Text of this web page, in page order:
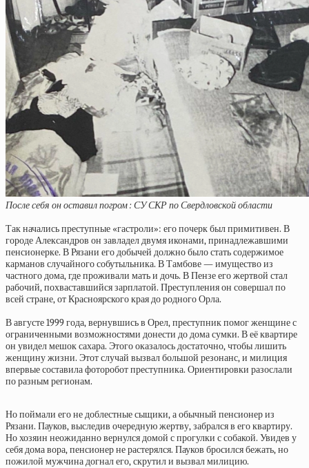
После себя он оставил погром : СУ СКР по Свердловской области
Так начались преступные «гастроли»: его почерк был примитивен. В
городе Александров он завладел двумя иконами, принадлежавшими
пенсионерке. В Рязани его добычей должно было стать содержимое
карманов случайного собутыльника. В Тамбове — имущество из
частного дома, где проживали мать и дочь. В Пензе его жертвой стал
рабочий, похваставшийся зарплатой. Преступления он совершал по
всей стране, от Красноярского края до родного Орла.
В августе 1999 года, вернувшись в Орел, преступник помог женщине с
ограниченными возможностями донести до дома сумки. В её квартире
он увидел мешок сахара. Этого оказалось достаточно, чтобы лишить
женщину жизни. Этот случай вызвал большой резонанс, и милиция
впервые составила фоторобот преступника. Ориентировки разослали
по разным регионам.
Но поймали его не доблестные сыщики, а обычный пенсионер из
Рязани. Пауков, выследив очередную жертву, забрался в его квартиру.
Но хозяин неожиданно вернулся домой с прогулки с собакой. Увидев у
себя дома вора, пенсионер не растерялся. Пауков бросился бежать, но
пожилой мужчина догнал его, скрутил и вызвал милицию.